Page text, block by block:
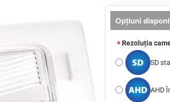
Opţiuni
Rezoluția
SD
AHD